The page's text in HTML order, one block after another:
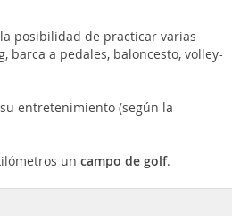
posibilidad de practicar varias
barca a pedales, baloncesto, volley-
entretenimiento (según la
uncampo de golf.